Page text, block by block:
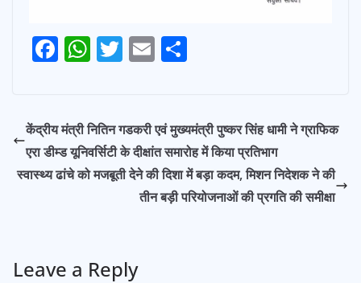
Post
Navigation
F
b
o
o
W
s
A
p
T
er
E
l e
केंद्रीय मंत्री नितिन गडकरी एवं मुख्यमंत्री पुष्कर सिंह धामी ने ग्राफिक
एरा डीम्ड यूनिवर्सिटी के दीक्षांत समारोह में किया प्रतिभाग
स्वास्थ्य ढांचे को मजबूती देने की दिशा में बड़ा कदम, मिशन निदेशक ने की
तीन बड़ी परियोजनाओं की प्रगति की समीक्षा
Leave a Reply